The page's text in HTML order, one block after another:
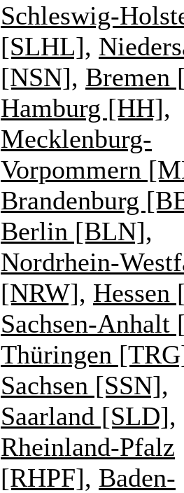
Schleswig-
[SLHL],
[NSN], Bremen
Hamburg [HH],
Mecklenburg-
Vorpommern
Brandenburg
Berlin [BLN],
Nordrhein-
[NRW], Hessen
Sachsen-Anhalt
Thüringen
Sachsen [SSN],
Saarland [SLD],
Rheinland-Pfalz
[RHPF], Baden-